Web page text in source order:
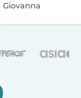
Giovanna